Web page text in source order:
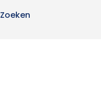
Zoeken